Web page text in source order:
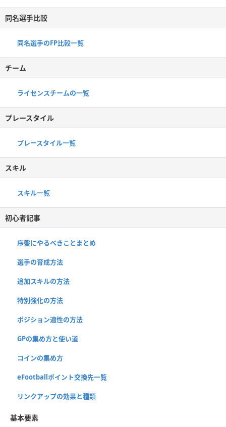
同名選手比較
同名選手のFP比較一覧
チーム
ライセンスチームの一覧
プレースタイル
プレースタイル一覧
スキル
スキル一覧
初心者記事
序盤にやるべきことまとめ
選手の育成方法
追加スキルの方法
特別強化の方法
ポジション適性の方法
GPの集め方と使い道
コインの集め方
eFootballポイント交換先一覧
リンクアップの効果と種類
基本要素